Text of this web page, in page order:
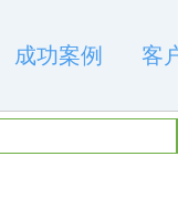
成功案例 客